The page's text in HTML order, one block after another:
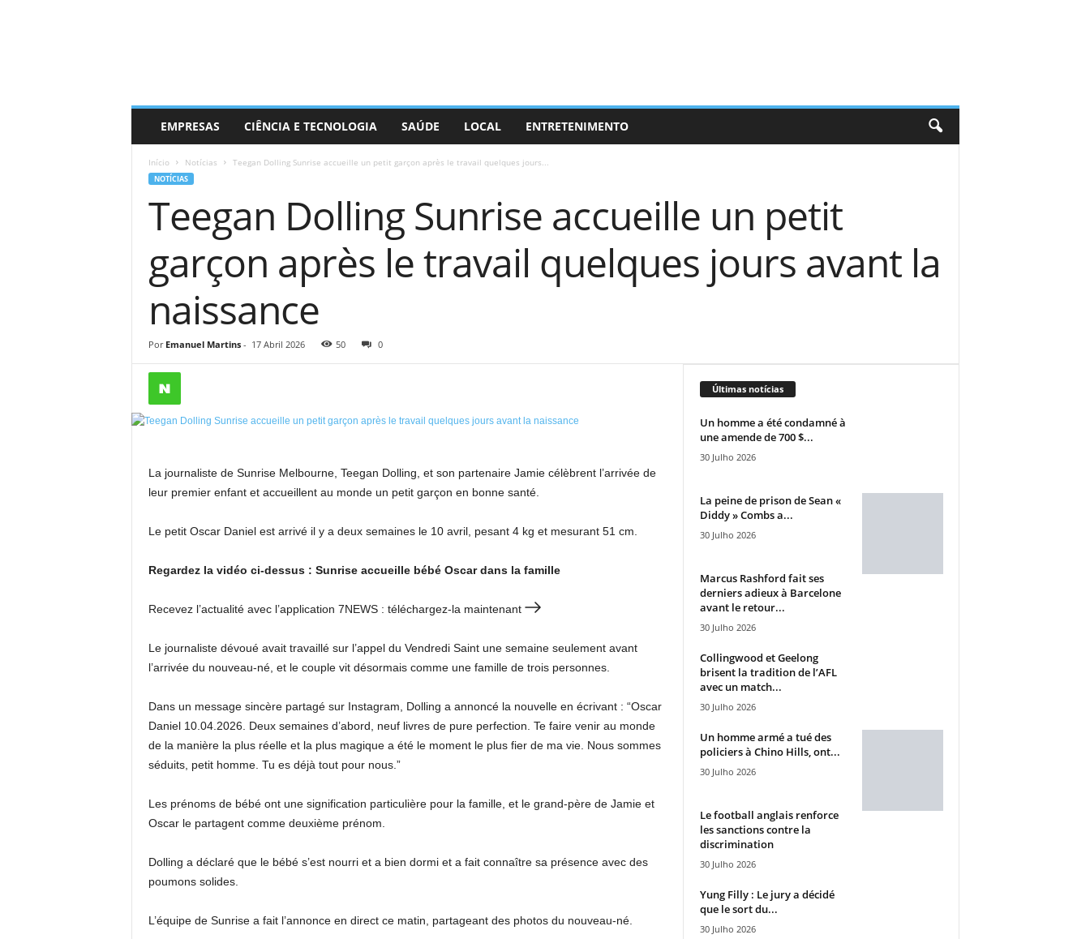
EMPRESAS CIÊNCIA E TECNOLOGIA SAÚDE LOCAL ENTRETENIMENTO
Início Notícias Teegan Dolling Sunrise accueille un petit garçon après le travail quelques jours...
NOTÍCIAS
Teegan Dolling Sunrise accueille un petit
garçon après le travail quelques jours avant la
naissance
Por Emanuel Martins- 17 Abril 2026 50 0
La journaliste de Sunrise Melbourne, Teegan Dolling, et son partenaire Jamie célèbrent l’arrivée de
leur premier enfant et accueillent au monde un petit garçon en bonne santé.
Le petit Oscar Daniel est arrivé il y a deux semaines le 10 avril, pesant 4 kg et mesurant 51 cm.
Regardez la vidéo ci-dessus : Sunrise accueille bébé Oscar dans la famille
Recevez l’actualité avec l’application 7NEWS : téléchargez-la maintenant
Le journaliste dévoué avait travaillé sur l’appel du Vendredi Saint une semaine seulement avant
l’arrivée du nouveau-né, et le couple vit désormais comme une famille de trois personnes.
Dans un message sincère partagé sur Instagram, Dolling a annoncé la nouvelle en écrivant : “Oscar
Daniel 10.04.2026. Deux semaines d’abord, neuf livres de pure perfection. Te faire venir au monde
de la manière la plus réelle et la plus magique a été le moment le plus fier de ma vie. Nous sommes
séduits, petit homme. Tu es déjà tout pour nous.”
Les prénoms de bébé ont une signification particulière pour la famille, et le grand-père de Jamie et
Oscar le partagent comme deuxième prénom.
Dolling a déclaré que le bébé s’est nourri et a bien dormi et a fait connaître sa présence avec des
poumons solides.
L’équipe de Sunrise a fait l’annonce en direct ce matin, partageant des photos du nouveau-né.
Últimas notícias
Un homme a été condamné à
une amende de 700 $...
30 Julho 2026
La peine de prison de Sean «
Diddy » Combs a...
30 Julho 2026
Marcus Rashford fait ses
derniers adieux à Barcelone
avant le retour...
30 Julho 2026
Collingwood et Geelong
brisent la tradition de l’AFL
avec un match...
30 Julho 2026
Un homme armé a tué des
policiers à Chino Hills, ont...
30 Julho 2026
Le football anglais renforce
les sanctions contre la
discrimination
30 Julho 2026
Yung Filly : Le jury a décidé
que le sort du...
30 Julho 2026